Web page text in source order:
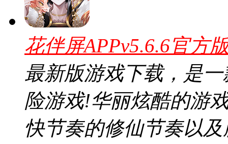
花伴屏APPv5.6.6官方
最新版游戏下载，是
险游戏!华丽炫酷的游
快节奏的修仙节奏以